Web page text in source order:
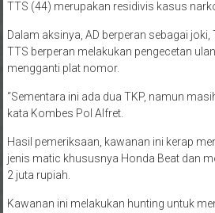
TTS (44) merupakan residivis kasus
Dalam aksinya, AD berperan sebagai
TTS berperan melakukan pengecetan
mengganti plat nomor.
“Sementara ini ada dua TKP, namun
kata Kombes Pol Alfret.
Hasil pemeriksaan, kawanan ini kerap
jenis matic khususnya Honda Beat dan
2 juta rupiah.
Kawanan ini melakukan hunting untuk